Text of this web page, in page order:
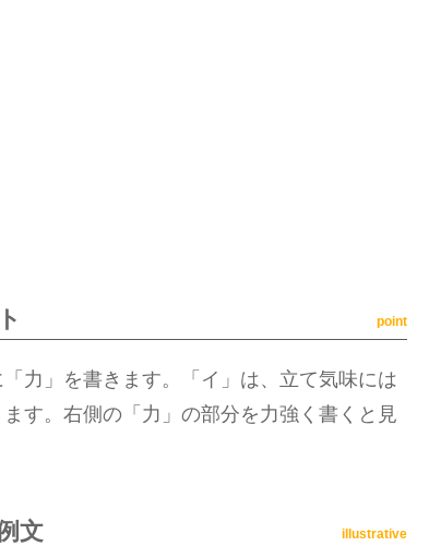
point
力」を書きます。「イ」は、立て気味には
す。右側の「力」の部分を力強く書くと見
文 illustrative